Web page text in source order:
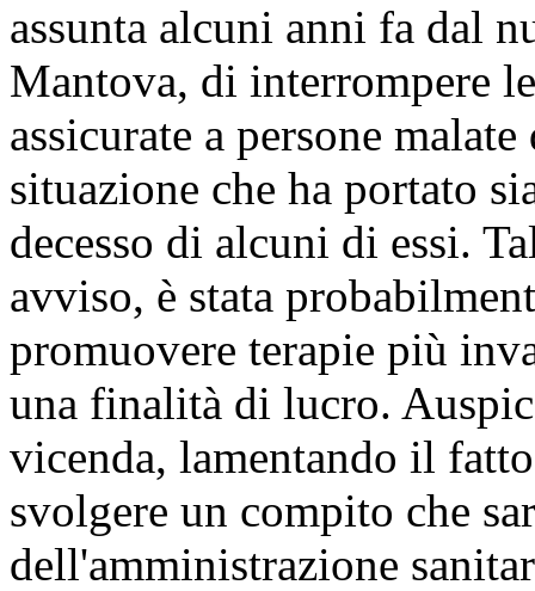
assunta alcuni anni fa dal
Mantova, di interrompere
assicurate a persone
situazione che ha portato
decesso di alcuni di essi.
avviso, è stata
promuovere terapie più
una finalità di lucro.
vicenda, lamentando il
svolgere un compito che
dell'amministrazione